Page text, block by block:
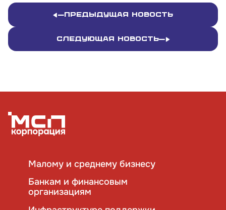
Предыдущая новость
Следующая новость
Малому и среднему бизнесу
Банкам и финансовым
организациям